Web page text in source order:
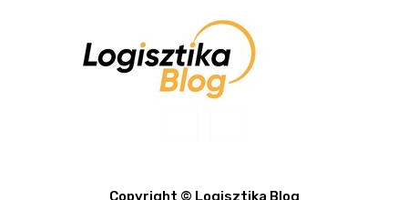
Copyright © Logisztika Blog